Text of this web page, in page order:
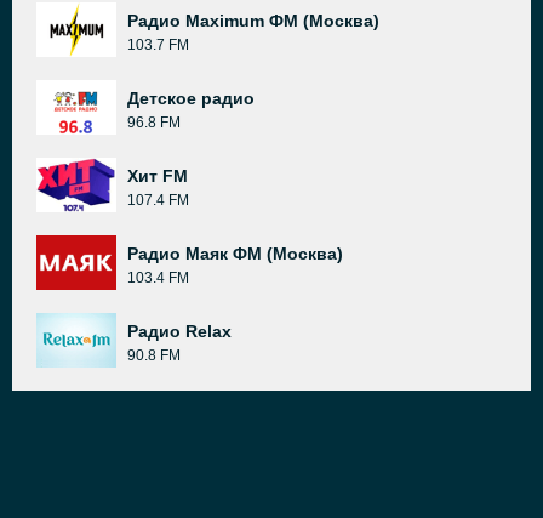
Радио Maximum ФМ (Москва)
103.7 FM
Детское радио
96.8 FM
Хит FM
107.4 FM
Радио Маяк ФМ (Москва)
103.4 FM
Радио Relax
90.8 FM